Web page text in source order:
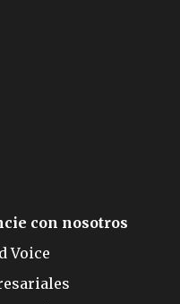
con nosotros
Voice